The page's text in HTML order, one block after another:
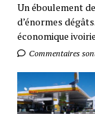
Un éboulement
d’énormes
économique
Commentaires